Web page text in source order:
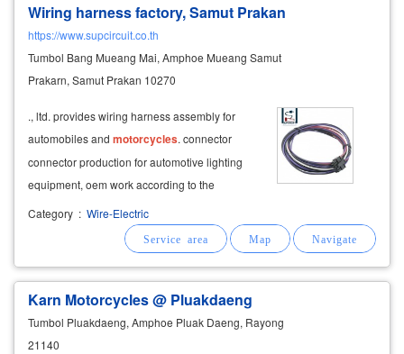
Wiring harness factory, Samut Prakan
https://www.supcircuit.co.th
Tumbol Bang Mueang Mai, Amphoe Mueang Samut
Prakarn, Samut Prakan 10270
., ltd. provides wiring harness assembly for
automobiles and motorcycles. connector
connector production for automotive lighting
equipment, oem work according to the
specification, supporting the automotive
assembly industry and auto parts trading
business engine room wiring harness toyota,
honda, mazda
Category : Wire-Electric
Karn Motorcycles @ Pluakdaeng
Tumbol Pluakdaeng, Amphoe Pluak Daeng, Rayong
21140